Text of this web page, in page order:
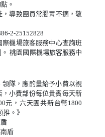
。
導致團員常腸胃不適，敬
2-25152828
機場旅客服務中心查詢班
桃園國際機場旅客服務中
隊，應酌量給予小費以視
小費部份每位貴賓每天新
元，六天團共新台幣1800
。》
盾